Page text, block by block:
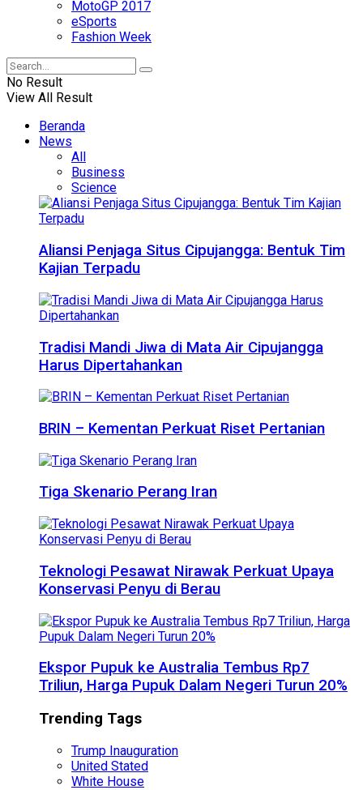
MotoGP 2017
eSports
Fashion Week
No Result
View All Result
Beranda
News
All
Business
Science
Aliansi Penjaga Situs Cipujangga: Bentuk Tim
Kajian Terpadu
Tradisi Mandi Jiwa di Mata Air Cipujangga
Harus Dipertahankan
BRIN – Kementan Perkuat Riset Pertanian
Tiga Skenario Perang Iran
Teknologi Pesawat Nirawak Perkuat Upaya
Konservasi Penyu di Berau
Ekspor Pupuk ke Australia Tembus Rp7
Triliun, Harga Pupuk Dalam Negeri Turun 20%
Trending Tags
Trump Inauguration
United Stated
White House